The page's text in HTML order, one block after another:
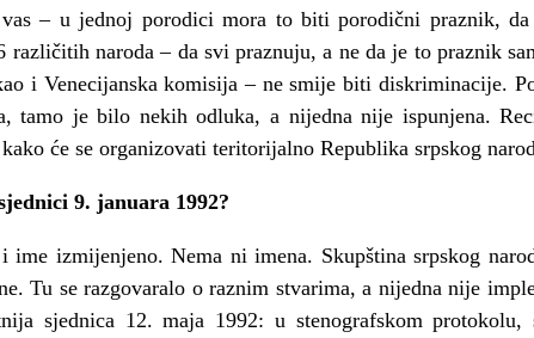
– u jednoj porodici mora to biti porodični praznik,
naroda – da svi praznuju, a ne da je to praznik
i Venecijanska komisija – ne smije biti diskriminacije.
tamo je bilo nekih odluka, a nijedna nije ispunjena.
će se organizovati teritorijalno Republika srpskog
9. januara 1992?
ime izmijenjeno. Nema ni imena. Skupština srpskog
Tu se razgovaralo o raznim stvarima, a nijedna nije
sjednica 12. maja 1992: u stenografskom protokolu,